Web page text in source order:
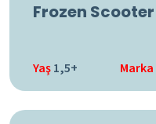
Frozen Scooter
Yaş1,5+ Marka